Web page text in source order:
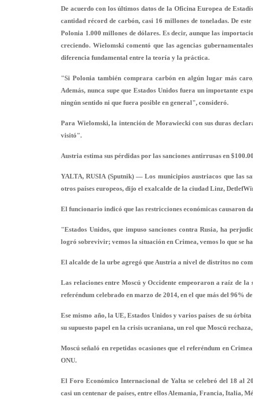
De acuerdo con los últimos datos de la Oficina Europea de
cantidad récord de carbón, casi 16 millones de toneladas. De
Polonia 1.000 millones de dólares. Es decir, aunque las
creciendo. Wielomski comentó que las agencias
diferencia fundamental entre la teoría y la práctica.
"Si Polonia también comprara carbón en algún lugar más
Además, nunca supe que Estados Unidos fuera un importante
ningún sentido ni que fuera posible en general", consideró.
Para Wielomski, la intención de Morawiecki con sus duras
visitó".
Austria estima sus pérdidas por las sanciones antirrusas en
YALTA, RUSIA (Sputnik) — Los municipios austriacos que las
otros países europeos, dijo el exalcalde de la ciudad Linz,
El funcionario indicó que las restricciones económicas causaron
"Estados Unidos, que impuso sanciones contra Rusia, ha
logró sobrevivir; vemos la situación en Crimea, vemos lo que se
El alcalde de la urbe agregó que Austria a nivel de distritos no
Las relaciones entre Moscú y Occidente empeoraron a raíz de
referéndum celebrado en marzo de 2014, en el que más del 96%
Ese mismo año, la UE, Estados Unidos y varios países de su
su supuesto papel en la crisis ucraniana, un rol que Moscú
Moscú señaló en repetidas ocasiones que el referéndum en
ONU.
El Foro Económico Internacional de Yalta se celebró del 18 al
casi un centenar de países, entre ellos Alemania, Francia, Italia,